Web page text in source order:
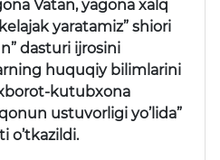
Vatan, yagona xalq
yaratamiz” shiori
dasturi ijrosini
huquqiy bilimlarini
kutubxona
ustuvorligi yo’lida”
o’tkazildi.